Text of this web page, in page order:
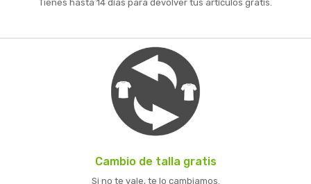
Tienes hasta 14 días para devolver tus artículos gratis.
Cambio de talla gratis
Si no te vale, te lo cambiamos.